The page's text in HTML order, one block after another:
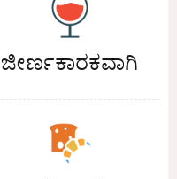
ಜೀರ್ಣಕಾರಕವಾಗಿ